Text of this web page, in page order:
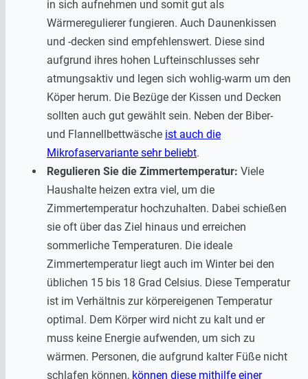
in sich aufnehmen und somit gut als
Wärmeregulierer fungieren. Auch Daunenkissen
und -decken sind empfehlenswert. Diese sind
aufgrund ihres hohen Lufteinschlusses sehr
atmungsaktiv und legen sich wohlig-warm um den
Köper herum. Die Bezüge der Kissen und Decken
sollten auch gut gewählt sein. Neben der Biber-
und Flannellbettwäsche ist auch die
Mikrofaservariante sehr beliebt.
Regulieren Sie die Zimmertemperatur: Viele
Haushalte heizen extra viel, um die
Zimmertemperatur hochzuhalten. Dabei schießen
sie oft über das Ziel hinaus und erreichen
sommerliche Temperaturen. Die ideale
Zimmertemperatur liegt auch im Winter bei den
üblichen 15 bis 18 Grad Celsius. Diese Temperatur
ist im Verhältnis zur körpereigenen Temperatur
optimal. Dem Körper wird nicht zu kalt und er
muss keine Energie aufwenden, um sich zu
wärmen. Personen, die aufgrund kalter Füße nicht
schlafen können, können diese mithilfe einer